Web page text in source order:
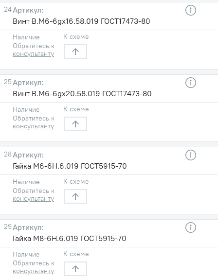
24
Винт В.М6-6gх16.58.019 ГОСТ17473-80
Наличие
Обратитесь к
консультанту
К схеме
25
Винт В.М6-6gх20.58.019 ГОСТ17473-80
Наличие
Обратитесь к
консультанту
К схеме
28
Гайка М6-6Н.6.019 ГОСТ5915-70
Наличие
Обратитесь к
консультанту
К схеме
29
Гайка М8-6Н.6.019 ГОСТ5915-70
Наличие
Обратитесь к
консультанту
К схеме